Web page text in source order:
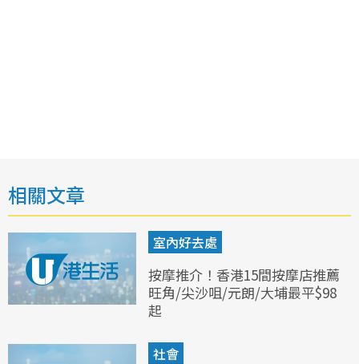
相關文章
室內好去處
按摩推介！香港15間按摩店推薦
旺角/尖沙咀/元朗/大埔最平$98
起
社會